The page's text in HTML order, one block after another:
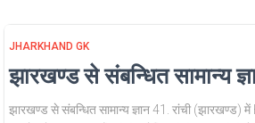
JHARKHAND GK
झारखण्ड से संबन्धित सामान्य
झारखण्ड से संबन्धित सामान्य ज्ञान 41. रांची (झारखण्ड)